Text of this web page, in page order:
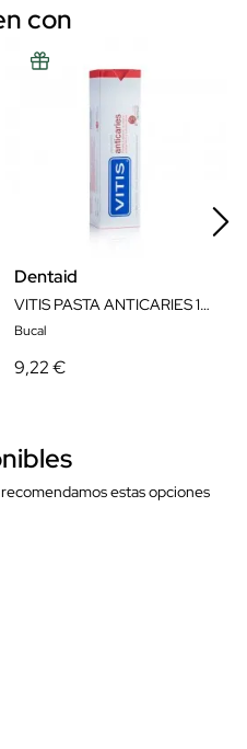
con
Dentaid
VITIS PASTA ANTICARIES 100 ML
Bucal
9,22 €
estas opciones